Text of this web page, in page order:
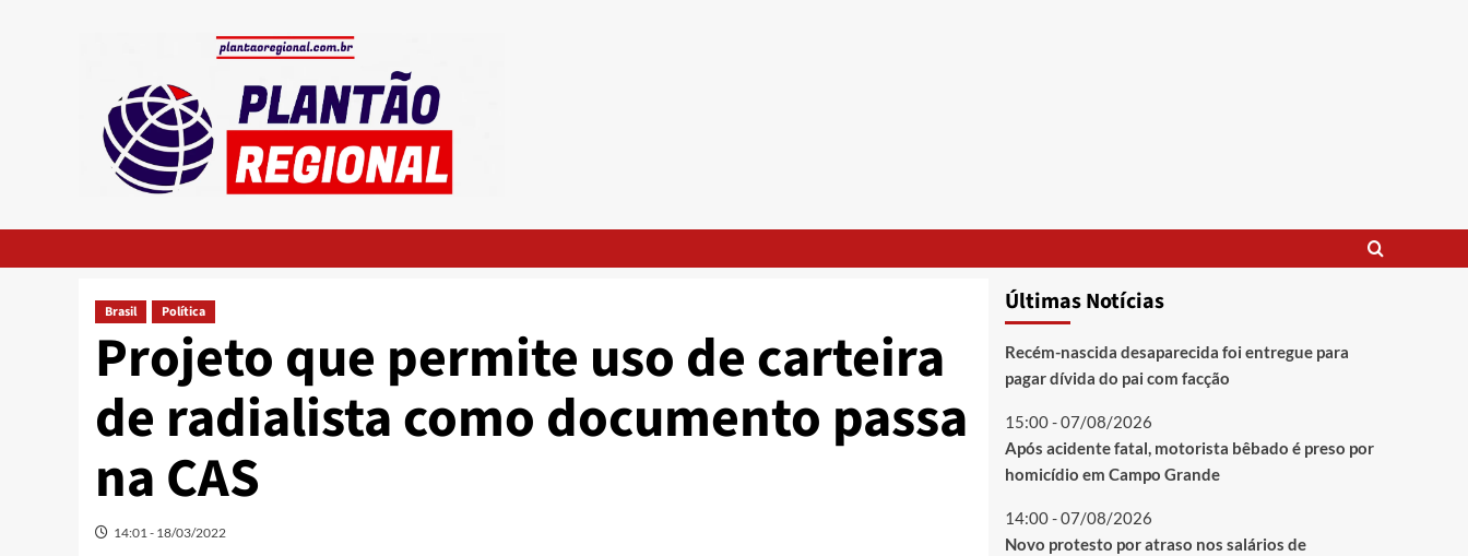
Brasil Política
Projeto que permite uso de carteira
de radialista como documento passa
na CAS
14:01 - 18/03/2022
Últimas Notícias
Recém-nascida desaparecida foi entregue para
pagar dívida do pai com facção
15:00 - 07/08/2026
Após acidente fatal, motorista bêbado é preso por
homicídio em Campo Grande
14:00 - 07/08/2026
Novo protesto por atraso nos salários de